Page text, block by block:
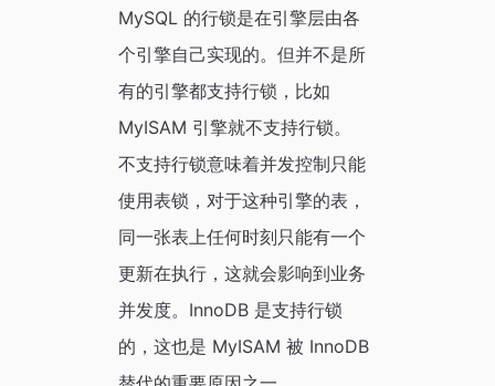
MySQL 的行锁是在引擎层由各
个引擎自己实现的。但并不是所
有的引擎都支持行锁，比如
MyISAM 引擎就不支持行锁。
不支持行锁意味着并发控制只能
使用表锁，对于这种引擎的表，
同一张表上任何时刻只能有一个
更新在执行，这就会影响到业务
并发度。InnoDB 是支持行锁
的，这也是 MyISAM 被 InnoDB